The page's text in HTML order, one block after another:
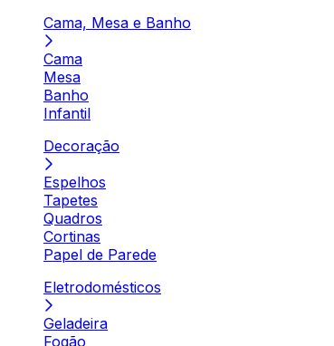
Cama, Mesa e Banho
Cama
Mesa
Banho
Infantil
Decoração
Espelhos
Tapetes
Quadros
Cortinas
Papel de Parede
Eletrodomésticos
Geladeira
Fogão